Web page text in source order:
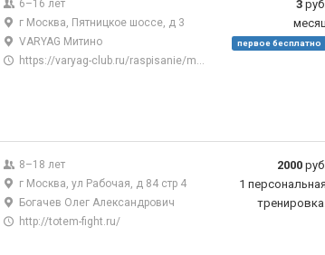
6–16 лет
г Москва, Пятницкое шоссе, д 3
VARYAG Митино
https://varyag-club.ru/raspisanie/mitino
3
первое бесплатно
8–18 лет
г Москва, ул Рабочая, д 84 стр 4
Богачев Олег Александрович
http://totem-fight.ru/
2000
1 персональная